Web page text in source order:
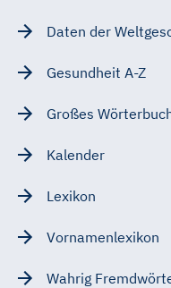
Daten der
Gesundheit A-Z
Großes
Kalender
Lexikon
Vornamenlexikon
Wahrig